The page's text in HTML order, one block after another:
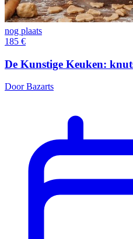
nog plaats
185 €
De Kunstige Keuken:
Door Bazarts